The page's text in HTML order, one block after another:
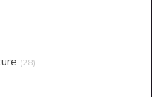
(28)